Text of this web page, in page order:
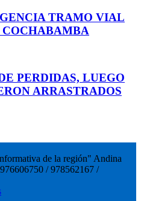
TRAMO VIAL
COCHABAMBA
PERDIDAS, LUEGO
ARRASTRADOS
de la región" Andina
/ 978562167 /